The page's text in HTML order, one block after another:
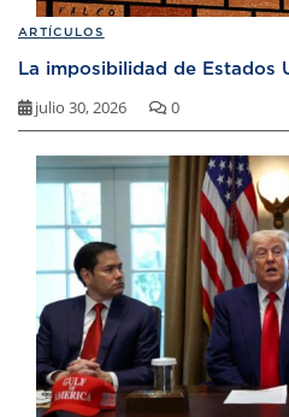
ARTÍCULOS
La imposibilidad de Estados
julio 30, 2026 0